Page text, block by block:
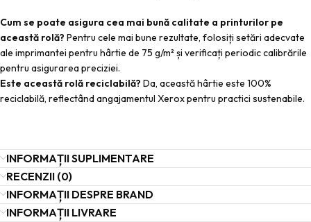
Cum se poate asigura cea mai bună calitate a printurilor pe
această rolă? Pentru cele mai bune rezultate, folosiți setări adecvate
ale imprimantei pentru hârtie de 75 g/m² și verificați periodic calibrările
pentru asigurarea preciziei.
Este această rolă reciclabilă? Da, această hârtie este 100%
reciclabilă, reflectând angajamentul Xerox pentru practici sustenabile.
INFORMAȚII SUPLIMENTARE
RECENZII (0)
INFORMAȚII DESPRE BRAND
INFORMAȚII LIVRARE